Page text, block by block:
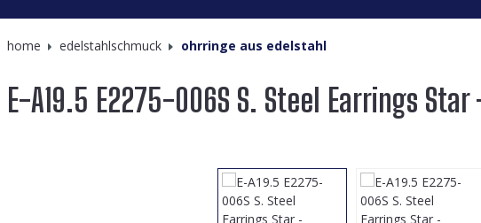
home edelstahlschmuck ohrringe aus edelstahl
E-A19.5 E2275-006S S. Steel Earrings